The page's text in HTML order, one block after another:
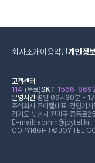
회사소개이용약관개인정
고객센터
114 (무료)SKT 1566-
운영시간평일 09시30분 - 17
주식회사 조이텔대표: 정민기
경기도 부천시 원미구 중동
E-mail: admin@joytel.kr
COPYRIGHT©JOYTEL